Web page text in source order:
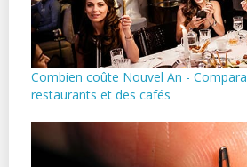
Combien coûte Nouvel An -
restaurants et des cafés